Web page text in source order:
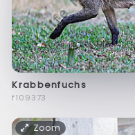
Krabbenfuchs
f109373
Zoom